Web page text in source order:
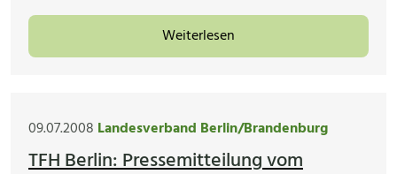
Weiterlesen
09.07.2008 Landesverband Berlin/Brandenburg
TFH Berlin: Pressemitteilung vom